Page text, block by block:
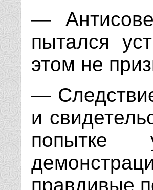
—
пытался
этом не
—
и
попытке
правдивые